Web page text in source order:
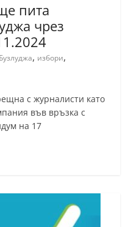
пита
чрез
Бузлуджа, избори,
с журналисти като
във връзка с
на 17